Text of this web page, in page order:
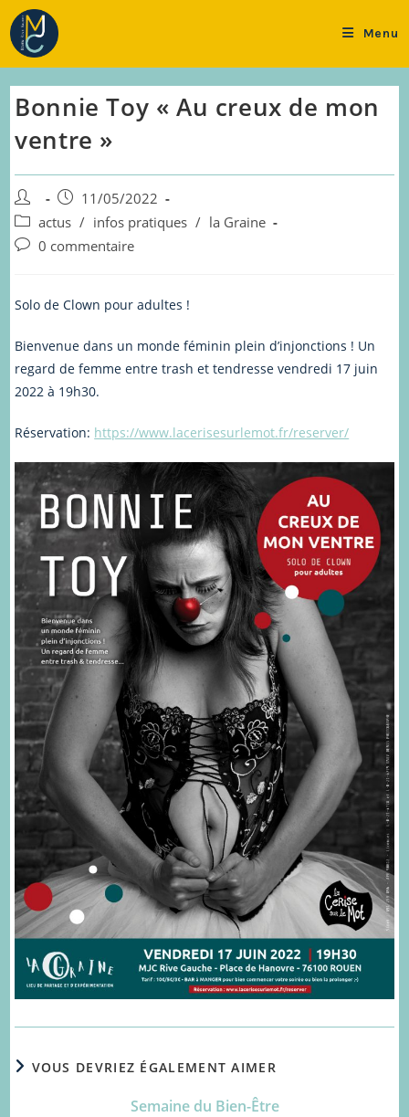
Skip
to
content
Menu
Bonnie Toy « Au creux de mon
ventre »
Auteur/autrice
de
la
publication :
Publication
publiée :
11/05/2022
Post
category:
actus / infos pratiques / la Graine
Commentaires
publication :
0 commentaire
Solo de Clown pour adultes !
Bienvenue dans un monde féminin plein d’injonctions ! Un
regard de femme entre trash et tendresse vendredi 17 juin
2022 à 19h30.
Réservation: https://www.lacerisesurlemot.fr/reserver/
VOUS DEVRIEZ ÉGALEMENT AIMER
Semaine du Bien-Être